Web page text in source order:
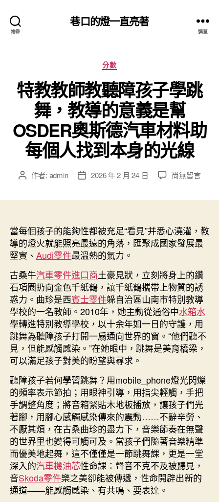
搜尋
巷口的燈一直亮著
選單
分
類
分數
特教教師教聽障孩子學跳
舞，教導的意義是幫
OSDER奧斯德汽車材料助
每個人找到本身的光線
文 作者: admin
文
期
2026 年 2 月 24 日
在
教
聽
障
子
學
跳
舞，
教
導
的
意
幫
OSDER
奧
斯
德
汽
車
材
料
助
尚無留言
當每個孩子的能夠性都被充足“看見”并悉心澆灌，教
導的燈火就能照亮最遠的角落，匯聚成國家發展最
堅實、 Audi零件最溫熱的氣力。
古桑牛汽車零件進口商土豪見狀，立刻將身上的鑽
石項圈扔向金色千紙鶴，讓千紙鶴攜帶上物質的誘
惑力。曲珍是西賓士零件躲自治區山南市特別教導
學校的一名教師。2010年，她主動從通俗中水箱水
學轉進特別教導學校，以十余年如一日的守護，用
跳舞為聽障孩子打開一扇通向世界的窗。“他們聽不
見，但能感觸感染。”在她眼中，跳舞是美育橋梁，
可以滿足孩子對美的盼望與尋求。
聽障孩子若何學習跳舞？用mobile_phone燈光閃爍
的頻率表示節拍；用眼神引導，用指尖輕觸，手把
手調整角度；將音箱緊貼木地板播放，讓孩子們光
著腳，用腳心感觸感染傳來的震動……不辭辛勞、
不厭其煩，在古桑曲珍的盡力下，音樂節奏在無聲
的世界里也變得可觸可及。當孩子們隨著音樂精準
而優美地起舞，這不僅僅是一節跳舞課，更是一堂
深入的汽車機油芯性命課：聲音不克不及被聽見，
音Skoda零件樂之美卻能被傳遞，性命開辟出新的
通道——能感觸感染、有共鳴、要表達。